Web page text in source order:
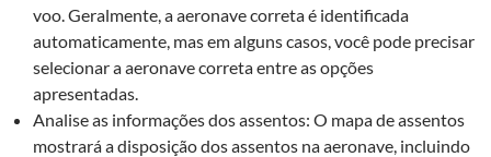
voo. Geralmente, a aeronave correta é identificada
automaticamente, mas em alguns casos, você pode precisar
selecionar a aeronave correta entre as opções
apresentadas.
Analise as informações dos assentos: O mapa de assentos
mostrará a disposição dos assentos na aeronave, incluindo